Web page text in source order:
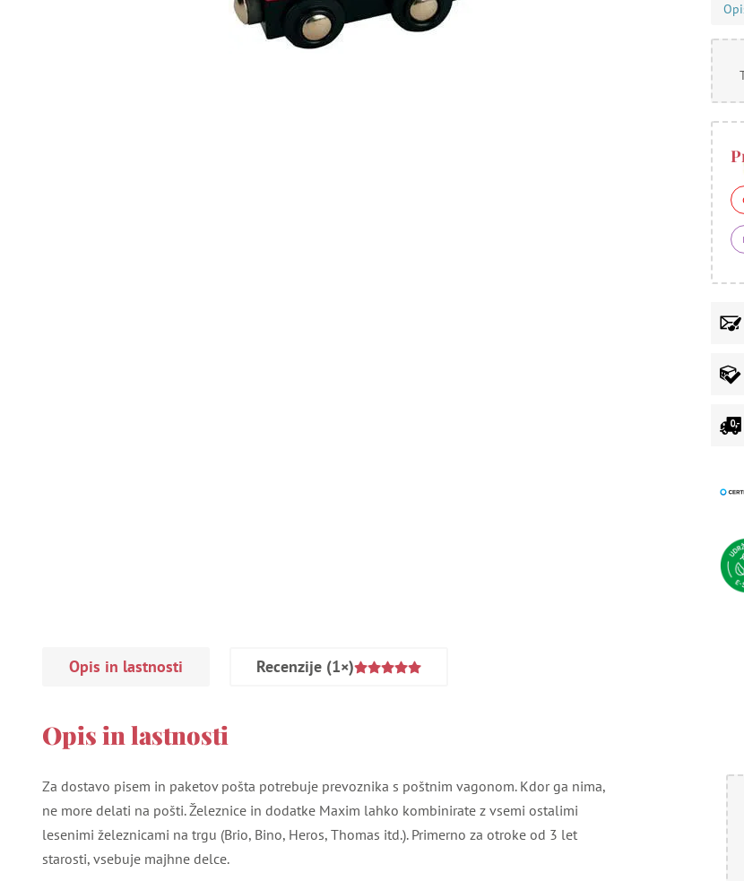
Opis in lastnosti Recenzije (1×)
Opis in lastnosti
Za dostavo pisem in paketov pošta potrebuje prevoznika s poštnim vagonom. Kdor ga nima,
ne more delati na pošti. Železnice in dodatke Maxim lahko kombinirate z vsemi ostalimi
lesenimi železnicami na trgu (Brio, Bino, Heros, Thomas itd.). Primerno za otroke od 3 let
starosti, vsebuje majhne delce.